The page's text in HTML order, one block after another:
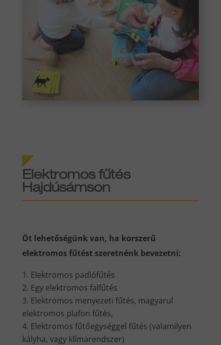
Elektromos fűtés
Hajdúsámson
Öt lehetőségünk van, ha korszerű
elektromos fűtést szeretnénk bevezetni:
Elektromos padlófűtés
Egy elektromos falfűtés
Elektromos menyezeti fűtés, magyarul
elektromos plafon fűtés,
Elektromos fűtőegységgel fűtés (valamilyen
kályha, vagy klímarendszer)